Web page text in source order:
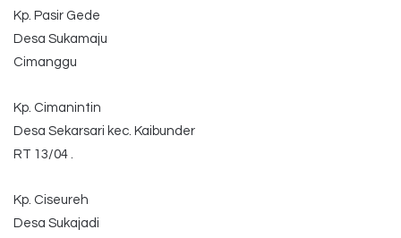
Kp. Pasir Gede
Desa Sukamaju
Cimanggu
Kp. Cimanintin
Desa Sekarsari kec. Kaibunder
RT 13/04 .
Kp. Ciseureh
Desa Sukajadi